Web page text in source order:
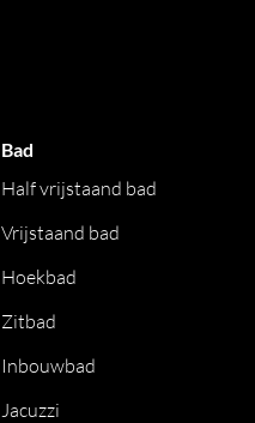
Bad
Half vrijstaand bad
Vrijstaand bad
Hoekbad
Zitbad
Inbouwbad
Jacuzzi